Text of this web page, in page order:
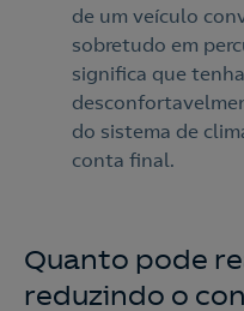
de um veículo
sobretudo em
significa que
do sistema de
conta final.
Quanto pode
reduzindo o